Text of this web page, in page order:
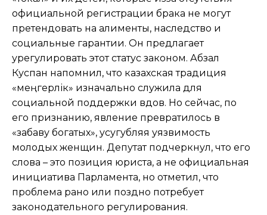
официальной регистрации брака не могут
претендовать на алименты, наследство и
социальные гарантии. Он предлагает
урегулировать этот статус законом. Абзал
Куспан напомнил, что казахская традиция
«әмеңгерлік» изначально служила для
социальной поддержки вдов. Но сейчас, по
его признанию, явление превратилось в
«забаву богатых», усугубляя уязвимость
молодых женщин. Депутат подчеркнул, что его
слова – это позиция юриста, а не официальная
инициатива Парламента, но отметил, что
проблема рано или поздно потребует
законодательного регулирования.